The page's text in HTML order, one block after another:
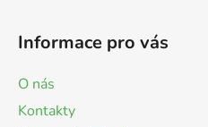
Informace pro vás
O nás
Kontakty